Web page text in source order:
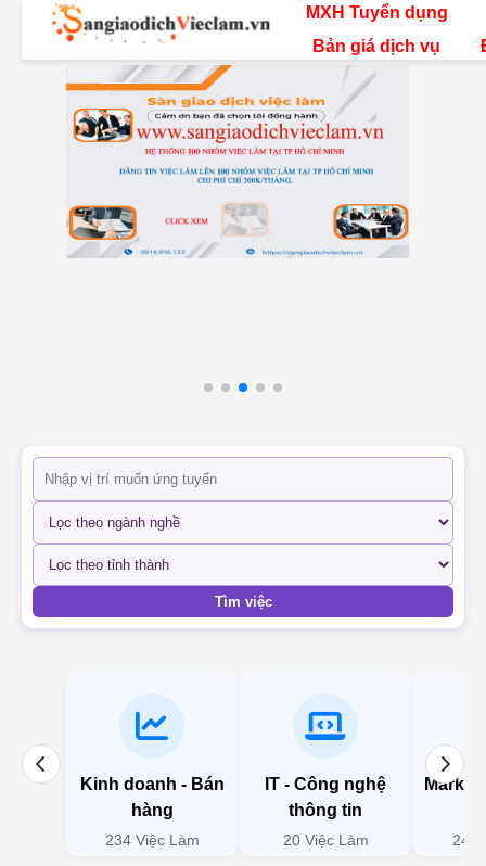
MXH Tuyển dụng
Bản giá dịch vụ
Tìm việc
Kinh doanh - Bán
hàng
234 Việc Làm
IT - Công nghệ
thông tin
20 Việc Làm 246